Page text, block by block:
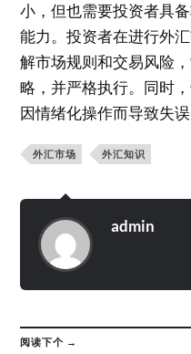
小，但也需要投资者具
能力。投资者在进行外
解市场规则和交易风险
略，并严格执行。同时
因情绪化操作而导致失误
外汇市场 外汇知识
admin
阅读下个 →